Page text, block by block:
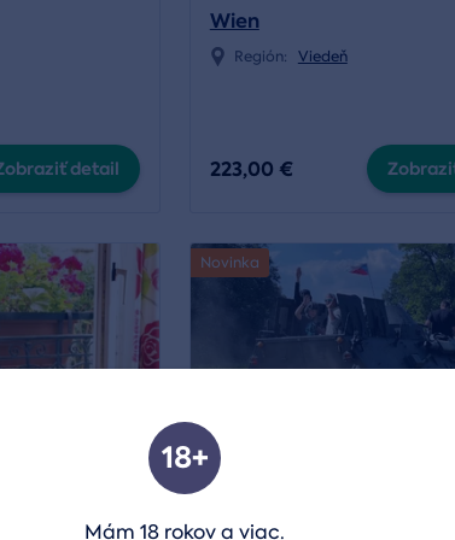
detail
Wien
Región: Viedeň
223,00 €
Paríži v
Novinka
Jazda obrneným
18+
Mám 18 rokov a viac.